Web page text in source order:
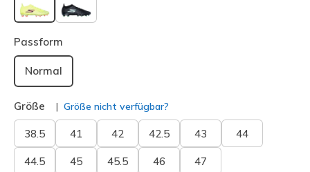
ausgewählt
Passform
Normal
Größe Größe nicht verfügbar?
38.5 41 42 42.5 43 44
44.5 45 45.5 46 47